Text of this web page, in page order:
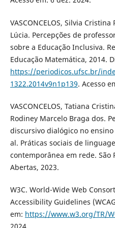
VASCONCELOS, Silvia
Lúcia. Percepções de
sobre a Educação Inclusiva.
Educação Matemática, 2014.
https://periodicos.ufsc.br/
1322.2014v9n1p139. Acesso
VASCONCELOS, Tatiana
Rodiney Marcelo Braga dos.
discursivo dialógico no
al. Práticas sociais de
contemporânea em rede. São
Abertas, 2023.
W3C. World-Wide Web
Accessibility Guidelines
em: https://www.w3.org/TR/
2024.